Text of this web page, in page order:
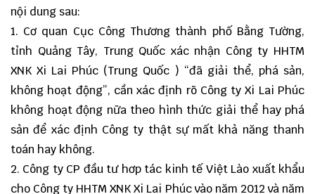
nội dung sau:
1. Cơ quan Cục Công Thương thành phố Bằng Tường,
tỉnh Quảng Tây, Trung Quốc xác nhận Công ty HHTM
XNK Xi Lai Phúc (Trung Quốc ) “đã giải thể, phá sản,
không hoạt động”, cần xác định rõ Công ty Xi Lai Phúc
không hoạt động nữa theo hình thức giải thể hay phá
sản để xác định Công ty thật sự mất khả năng thanh
toán hay không.
2. Công ty CP đầu tư hơp tác kinh tế Việt Lào xuất khẩu
cho Công ty HHTM XNK Xi Lai Phúc vào năm 2012 và năm